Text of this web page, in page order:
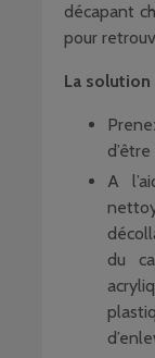
décapant
pour
La
A
du